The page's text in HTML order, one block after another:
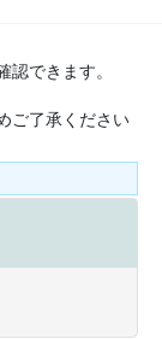
できます。
ご了承ください